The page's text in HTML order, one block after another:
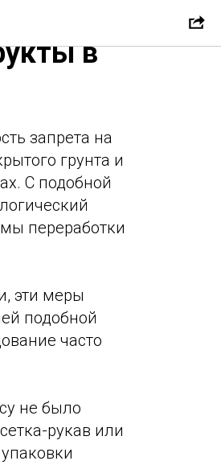
в
запрета на
грунта и
С подобной
переработки
эти меры
подобной
часто
не было
рукав или